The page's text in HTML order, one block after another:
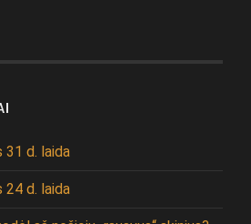
31 d. laida
24 d. laida